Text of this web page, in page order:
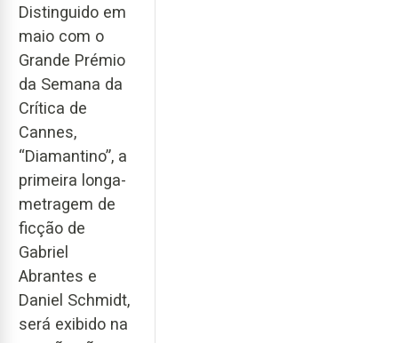
Distinguido em
maio com o
Grande Prémio
da Semana da
Crítica de
Cannes,
“Diamantino”, a
primeira longa-
metragem de
ficção de
Gabriel
Abrantes e
Daniel Schmidt,
será exibido na